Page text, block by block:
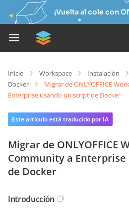
¡Vuelta al cole con
Inicio Workspace Instalación
Docker
Migrar de ONLYOFFICE
Enterprise usando un script de Docker
Este artículo está traducido por IA
Migrar de ONLYOFFICE
Community a
de Docker
Introducción